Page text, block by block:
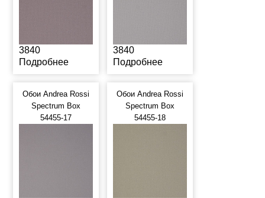
3840
Подробнее
3840
Подробнее
Обои Andrea Rossi
Spectrum Box
54455-17
Обои Andrea Rossi
Spectrum Box
54455-18